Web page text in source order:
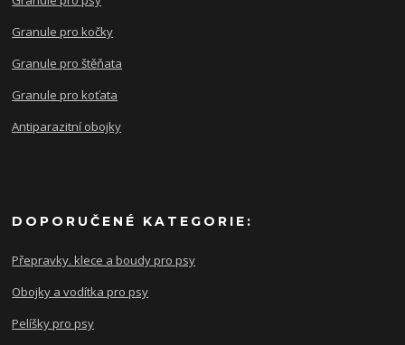
Granule pro kočky
Granule pro štěňata
Granule pro koťata
Antiparazitní obojky
DOPORUČENÉ KATEGORIE:
Přepravky. klece a boudy pro psy
Obojky a vodítka pro psy
Pelíšky pro psy